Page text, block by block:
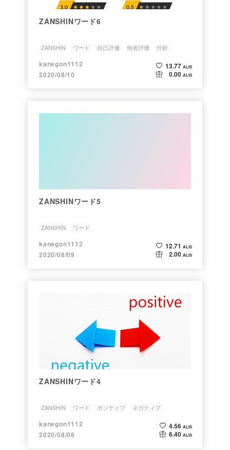
ZANSHINワード6
ZANSHIN ワード 自己評価 他者評価 分析
kanegon1112
2020/08/10
13.77 ALIS
0.00 ALIS
ZANSHINワード5
ZANSHIN ワード
kanegon1112
2020/08/09
12.71 ALIS
2.00 ALIS
ZANSHINワード4
ZANSHIN ワード ポジティブ ネガティブ
kanegon1112
2020/08/08
4.56 ALIS
6.40 ALIS